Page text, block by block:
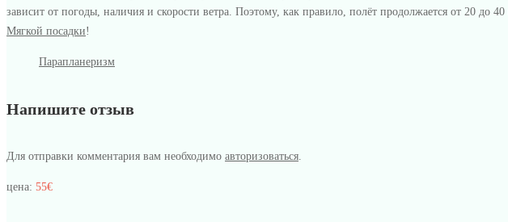
зависит от погоды, наличия и скорости ветра. Поэтому, как правило, полёт продолжается от 20
Мягкой посадки!
Парапланеризм
Напишите отзыв
Для отправки комментария вам необходимо авторизоваться
цена: 55€